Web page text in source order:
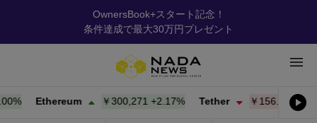
OwnersBook+スタート記念！
条件達成で最大30万円プレゼント
Ethereum ￥300,271+2.17% Tether ￥156.97-0.02%